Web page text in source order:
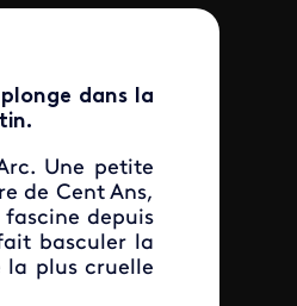
dans la
Une petite
de Cent Ans,
depuis
basculer la
la plus cruelle